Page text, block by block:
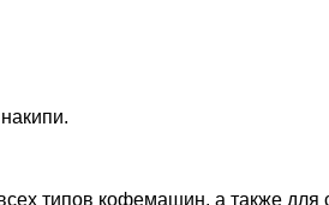
типов кофемашин, а также для